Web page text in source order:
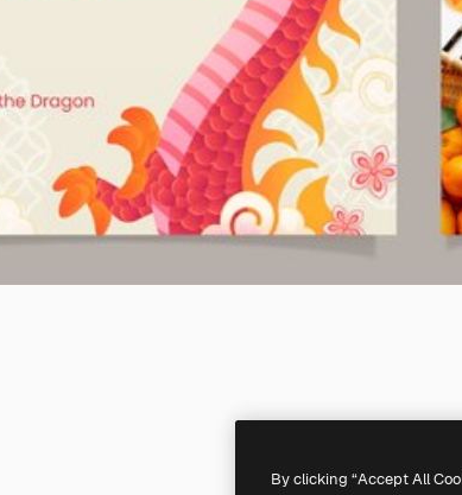
By clicking “Accept All